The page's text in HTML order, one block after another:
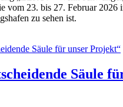
vom 23. bis 27. Februar 2026
zu sehen ist.
Säule